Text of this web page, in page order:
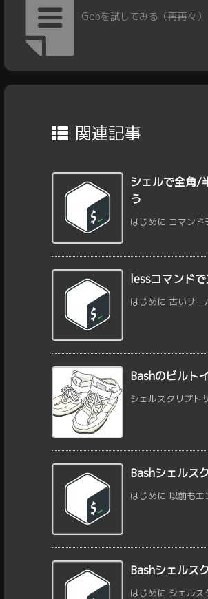
Gebを試してみる（再再々）
関連記事
シェルで全角/
う
はじめに コマン
lessコマンド
はじめに 古いサ
Bashのビルト
シェルスクリプト
Bashシェルス
はじめに 以前も
Bashシェルス
はじめに シェル